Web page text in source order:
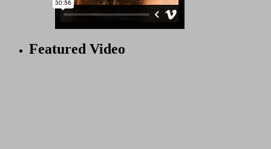
Featured Video